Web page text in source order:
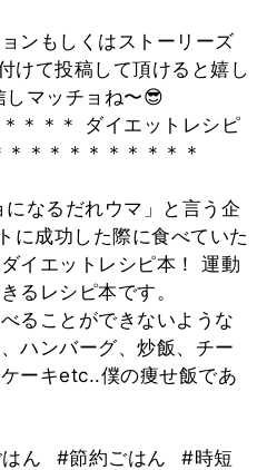
ンもしくはストーリーズ
けて投稿して頂けると嬉し
マッチョね〜😎
＊＊＊ ダイエットレシピ
＊＊＊＊＊＊＊＊＊
なるだれウマ」と言う企
に成功した際に食べていた
イエットレシピ本！ 運動
るレシピ本です。
ることができないような
ハンバーグ、炒飯、チー
ーキetc..僕の痩せ飯であ
ん #節約ごはん
#時短